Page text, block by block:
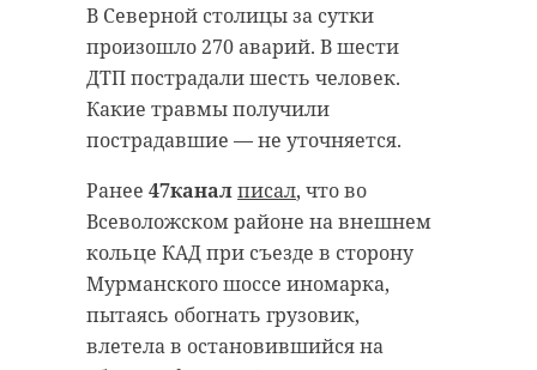
В Северной столицы за сутки
произошло 270 аварий. В шести
ДТП пострадали шесть человек.
Какие травмы получили
пострадавшие — не уточняется.
Ранее 47каналписал, что во
Всеволожском районе на внешнем
кольце КАД при съезде в сторону
Мурманского шоссе иномарка,
пытаясь обогнать грузовик,
влетела в остановившийся на
возложили цветы к мемориалу.
Лучшие представители
поискового движения получили
награды регионального и
федерального уровня за вклад в
сохранение исторической памяти.
Участвовал в открытии Вахты
памяти-2026 и вручал награды
вице-губернатор Ленинградской
области по вопросам развития и
сохранения культурного наследия
России по СЗФО, он являлся
обвиняемым в совершении
преступления по статье «Кража в
крупном размере».
задержали 34-летнего жителя
Республики Крым, который
скрывался от
правоохранительных органов за
неуплату алиментов. Оба
задержанных переданы